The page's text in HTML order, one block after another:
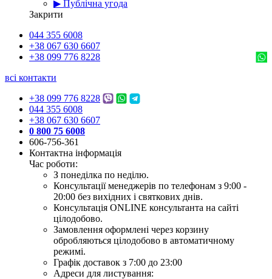
▶ Публічна угода
Закрити
044 355 6008
+38 067 630 6607
+38 099 776 8228
всі контакти
+38 099 776 8228
044 355 6008
+38 067 630 6607
0 800 75 6008
606-756-361
Контактна інформація
Час роботи:
З понеділка по неділю.
Консультації менеджерів по телефонам з 9:00 -
20:00 без вихідних і святкових днів.
Консультація ONLINE консультанта на сайті
цілодобово.
Замовлення оформлені через корзину
обробляються цілодобово в автоматичному
режимі.
Графік доставок з 7:00 до 23:00
Адреси для листування: